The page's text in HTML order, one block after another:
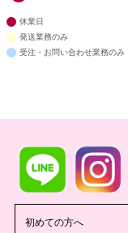
休業日
発送業務のみ
受注・お問い合わせ業務のみ
初めての方へ